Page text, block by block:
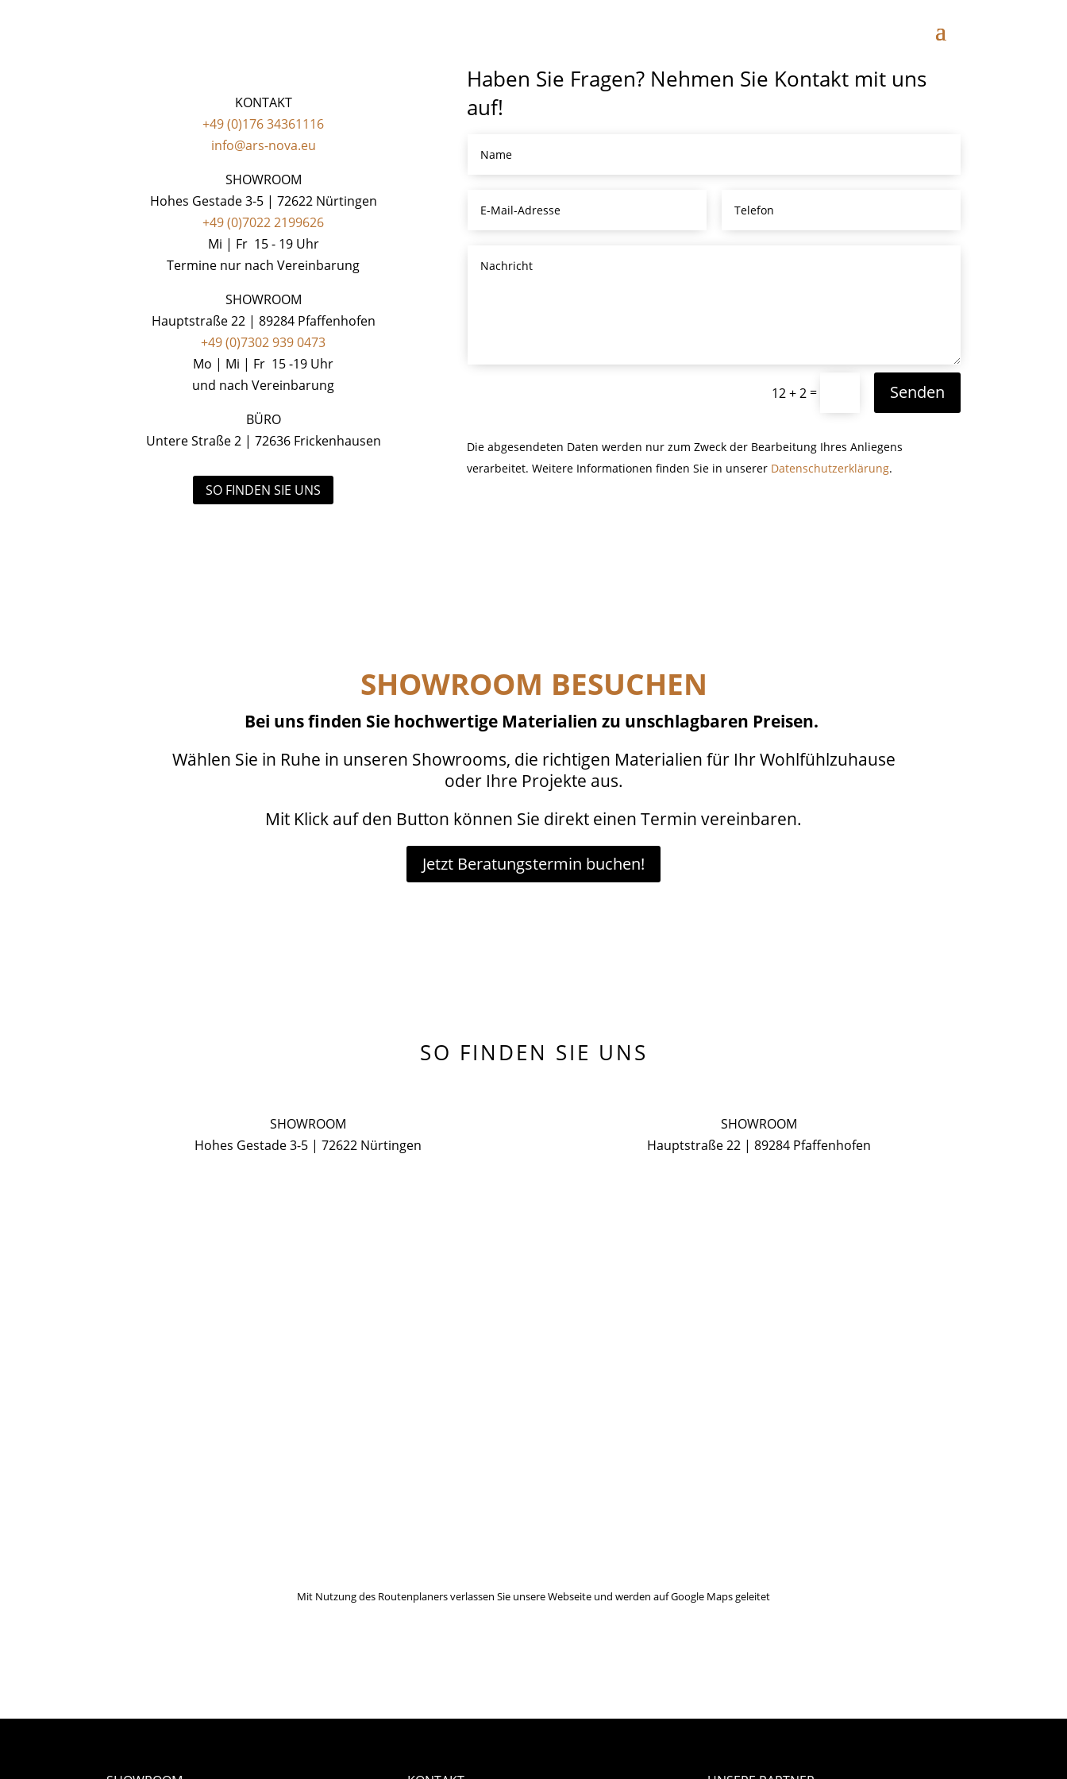
KONTAKT
+49 (0)176 34361116
info@ars-nova.eu
SHOWROOM
Hohes Gestade 3-5 | 72622 Nürtingen
+49 (0)7022 2199626
Mi | Fr 15 - 19 Uhr
Termine nur nach Vereinbarung
SHOWROOM
Hauptstraße 22 | 89284 Pfaffenhofen
+49 (0)7302 939 0473
Mo | Mi | Fr 15 -19 Uhr
und nach Vereinbarung
BÜRO
Untere Straße 2 | 72636 Frickenhausen
SO FINDEN SIE UNS
Haben Sie Fragen? Nehmen Sie Kontakt mit uns
auf!
12 + 2 = Senden
Die abgesendeten Daten werden nur zum Zweck der Bearbeitung Ihres Anliegens
verarbeitet. Weitere Informationen finden Sie in unserer Datenschutzerklärung.
SHOWROOM BESUCHEN
Bei uns finden Sie hochwertige Materialien zu unschlagbaren Preisen.
Wählen Sie in Ruhe in unseren Showrooms, die richtigen Materialien für Ihr Wohlfühlzuhause
oder Ihre Projekte aus.
Mit Klick auf den Button können Sie direkt einen Termin vereinbaren.
Jetzt Beratungstermin buchen!
SO FINDEN SIE UNS
SHOWROOM
Hohes Gestade 3-5 | 72622 Nürtingen
SHOWROOM
Hauptstraße 22 | 89284 Pfaffenhofen
Mit Nutzung des Routenplaners verlassen Sie unsere Webseite und werden auf Google Maps geleitet